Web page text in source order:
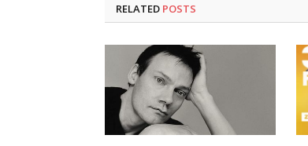
RELATED POSTS